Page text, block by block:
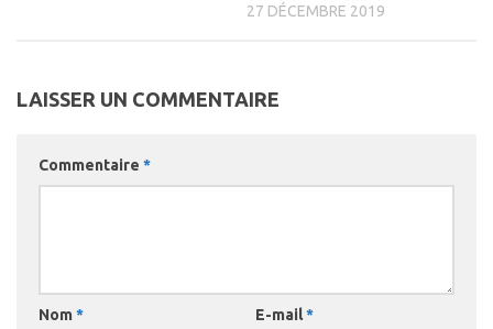
27 DÉCEMBRE 2019
LAISSER UN COMMENTAIRE
Commentaire *
Nom * E-mail*